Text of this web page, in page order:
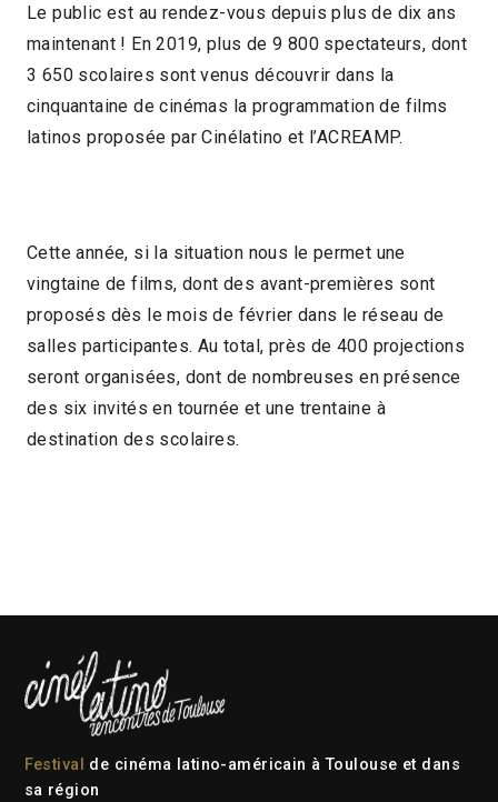
Le public est au rendez-vous depuis plus de dix ans
maintenant ! En 2019, plus de 9 800 spectateurs, dont
3 650 scolaires sont venus découvrir dans la
cinquantaine de cinémas la programmation de films
latinos proposée par Cinélatino et l’ACREAMP.
Cette année, si la situation nous le permet une
vingtaine de films, dont des avant-premières sont
proposés dès le mois de février dans le réseau de
salles participantes. Au total, près de 400 projections
seront organisées, dont de nombreuses en présence
des six invités en tournée et une trentaine à
destination des scolaires.
Festival
de cinéma latino-américain à Toulouse et dans
sa région